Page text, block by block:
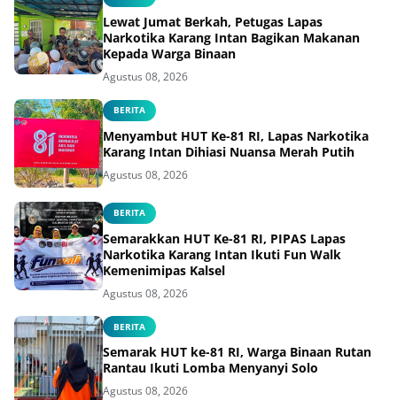
Lewat Jumat Berkah, Petugas Lapas
Narkotika Karang Intan Bagikan Makanan
Kepada Warga Binaan
Agustus 08, 2026
BERITA
Menyambut HUT Ke-81 RI, Lapas Narkotika
Karang Intan Dihiasi Nuansa Merah Putih
Agustus 08, 2026
BERITA
Semarakkan HUT Ke-81 RI, PIPAS Lapas
Narkotika Karang Intan Ikuti Fun Walk
Kemenimipas Kalsel
Agustus 08, 2026
BERITA
Semarak HUT ke-81 RI, Warga Binaan Rutan
Rantau Ikuti Lomba Menyanyi Solo
Agustus 08, 2026